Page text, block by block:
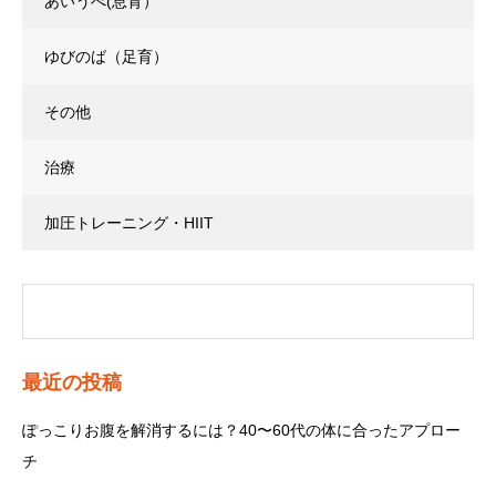
ゆびのば（足育）
その他
治療
加圧トレーニング・HIIT
最近の投稿
ぽっこりお腹を解消するには？40〜60代の体に合ったアプロー
チ